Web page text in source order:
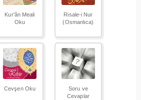
Kur'ân Meali
Oku
Risale-i Nur
(Osmanlıca)
Cevşen Oku
Soru ve
Cevaplar